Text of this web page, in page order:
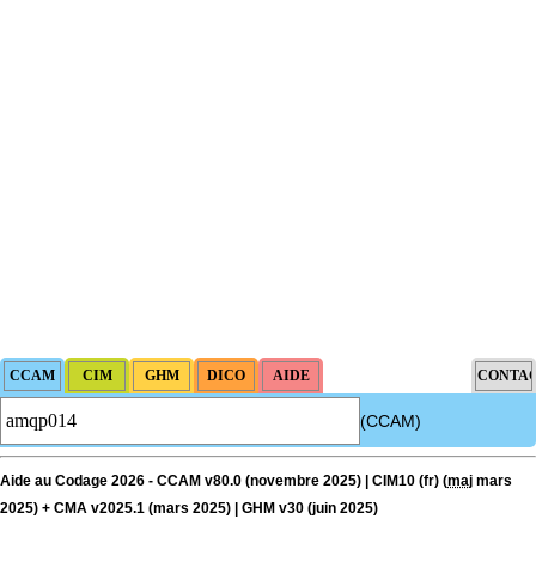
(CCAM)
Aide au Codage 2026 - CCAM v80.0 (novembre 2025) | CIM10 (fr) (maj mars
2025) + CMA v2025.1 (mars 2025) | GHM v30 (juin 2025)